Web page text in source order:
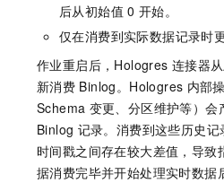
后从初始值 0 开始。
仅在消费到实际数据记录时
作业重启后，Hologres 连接器
新消费 Binlog。Hologres 内部
Schema 变更、分区维护等）会
Binlog 记录。消费到这些历史
时间戳之间存在较大差值，导致
据消费完毕并开始处理实时数据